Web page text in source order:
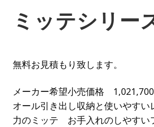
ミッテシリー
無料お見積もり致します。
メーカー希望小売価格
オール引き出し収納と使いやすい
力のミッテ お手入れのしやすい